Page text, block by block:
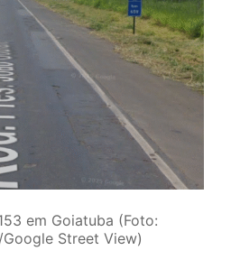
em Goiatuba (Foto:
Street View)